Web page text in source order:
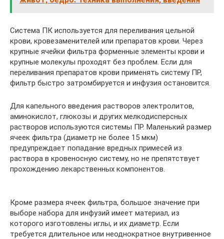
Система ПК используется для переливания цельной
крови, кровезаменителей или препаратов крови. Через
крупные ячейки фильтра форменные элементы крови и
крупные молекулы проходят без проблем. Если для
переливания препаратов крови применять систему ПР,
фильтр быстро затромбируется и инфузия остановится.
Для капельного введения растворов электролитов,
аминокислот, глюкозы и других мелкодисперсных
растворов используются системы ПР. Маленький размер
ячеек фильтра (диаметр не более 15 мкм)
предупреждает попадание вредных примесей из
раствора в кровеносную систему, но не препятствует
прохождению лекарственных компонентов.
Кроме размера ячеек фильтра, большое значение при
выборе набора для инфузий имеет материал, из
которого изготовлены иглы, и их диаметр. Если
требуется длительное или неоднократное внутривенное